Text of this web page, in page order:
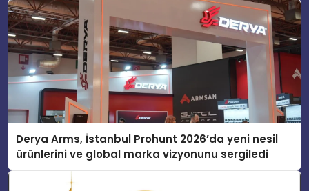
Derya Arms, İstanbul Prohunt 2026’da yeni nesil
ürünlerini ve global marka vizyonunu sergiledi